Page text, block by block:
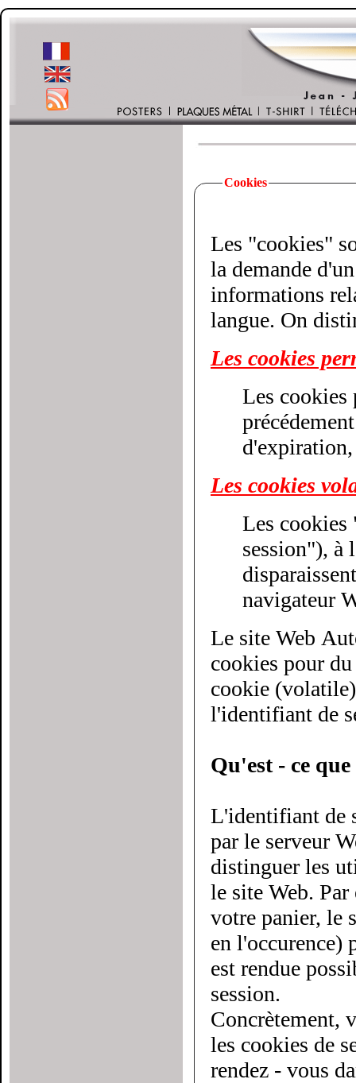
Cookies
Les "cookies"
la demande
informations relatives à votre
langue. On
Les cookies
Les cookies
précédement
Les cookies
Les cookies
session"), à la
navigateur
Le site Web
cookies pour du
cookie
l'identifiant de
Qu'est - ce
L'identifiant de
par le serveur Web à chaque utilisateur du site.
distinguer les
le site Web.
votre panier, le serveur doit savoir
en l'occurence)
est rendue
session.
Concrètement,
les cookies de
rendez - vous